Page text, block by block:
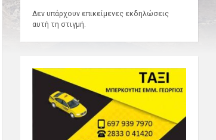
Δεν υπάρχουν επικείμενες εκδηλώσεις
αυτή τη στιγμή.